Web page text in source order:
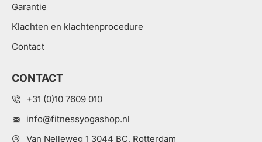
Garantie
Klachten en klachtenprocedure
Contact
CONTACT
+31 (0)10 7609 010
info@fitnessyogashop.nl
Van Nelleweg 1 3044 BC, Rotterdam